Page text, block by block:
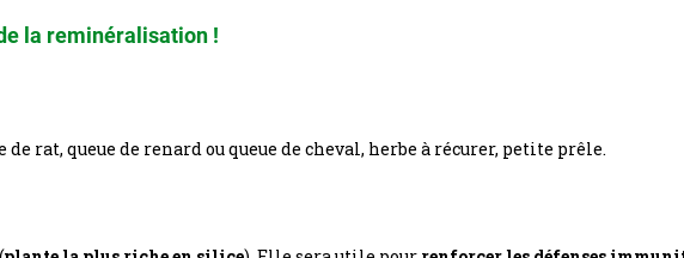
la reminéralisation !
de rat, queue de renard ou queue de cheval, herbe à récurer, petite prêle.